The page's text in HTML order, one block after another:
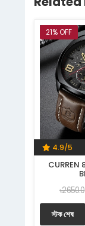
21% OFF
4.9/5
৳2650.0
স্টক শেষ